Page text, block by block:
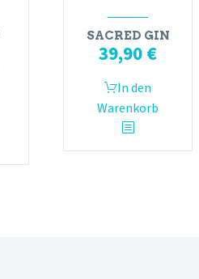
SACRED GIN
39,90 €
In den
Warenkorb